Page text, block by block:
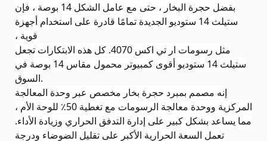
بفضل حجرة البخار ، حتى مع عامل الشكل 14 بوصة ، فإن
ستيلث 14 ستوديو الجديدة تمامًا قادرة على استخدام أجهزة
قوية ،
مثل رسومات ار تي اكس 4070. كل هذه الابتكارات تجعل
ستيلث 14 ستوديو أقوى كمبيوتر محمول مقاس 14 بوصة في
السوق.
إنه مصمم بمبرد حجرة بخار مخصص عبر وحدة المعالجة
المركزية ووحدة معالجة الرسومات مع تغطية 50٪ للوحة الأم ،
مما يساعد بشكل كبير على إدارة التدفق الحراري وزيادة الأداء.
تعمل السعة الحرارية الأكبر على تقليل الضوضاء ودرجة